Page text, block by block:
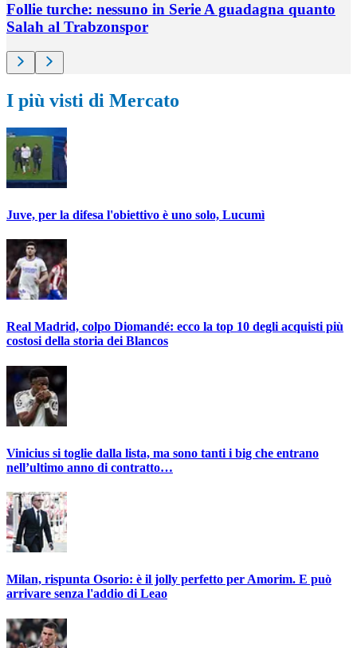
Follie turche: nessuno in Serie A guadagna quanto
Salah al Trabzonspor
I più visti di Mercato
Juve, per la difesa l'obiettivo è uno solo, Lucumì
Real Madrid, colpo Diomandé: ecco la top 10 degli acquisti più
costosi della storia dei Blancos
Vinicius si toglie dalla lista, ma sono tanti i big che entrano
nell’ultimo anno di contratto…
Milan, rispunta Osorio: è il jolly perfetto per Amorim. E può
arrivare senza l'addio di Leao